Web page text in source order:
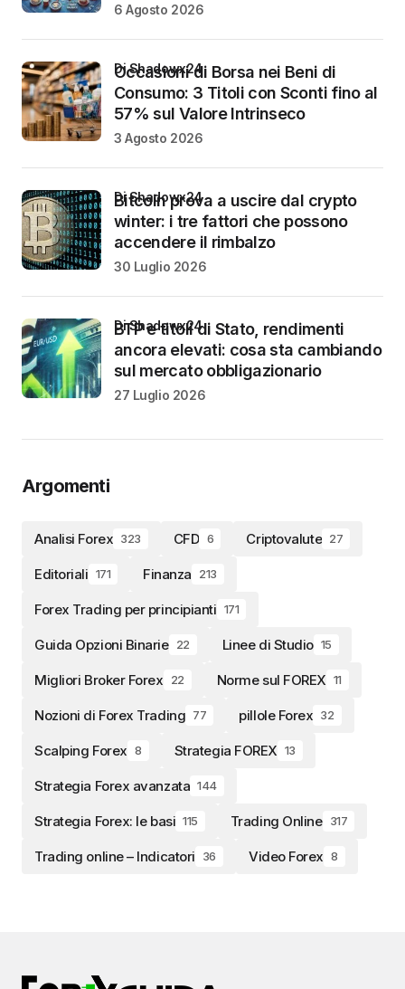
6 Agosto 2026
Occasioni di Borsa nei Beni di
Consumo: 3 Titoli con Sconti fino al
57% sul Valore Intrinseco
di Shadowx24
3 Agosto 2026
Bitcoin prova a uscire dal crypto
winter: i tre fattori che possono
accendere il rimbalzo
di Shadowx24
30 Luglio 2026
BTP e titoli di Stato, rendimenti
ancora elevati: cosa sta cambiando
sul mercato obbligazionario
di Shadowx24
27 Luglio 2026
Argomenti
Analisi Forex 323 CFD 6 Criptovalute 27
Editoriali 171 Finanza 213
Forex Trading per principianti 171
Guida Opzioni Binarie 22 Linee di Studio 15
Migliori Broker Forex 22 Norme sul FOREX 11
Nozioni di Forex Trading 77 pillole Forex 32
Scalping Forex 8 Strategia FOREX 13
Strategia Forex avanzata 144
Strategia Forex: le basi 115 Trading Online 317
Trading online – Indicatori 36 Video Forex 8